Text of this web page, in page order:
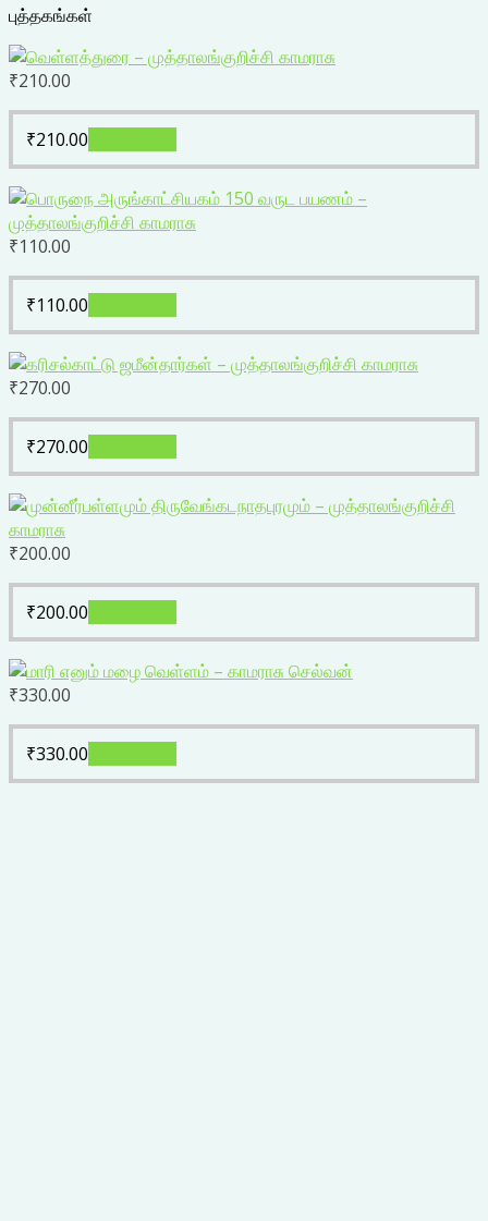
புத்தகங்கள்
₹210.00
₹210.00
₹110.00
₹110.00
₹270.00
₹270.00
₹200.00
₹200.00
₹330.00
₹330.00